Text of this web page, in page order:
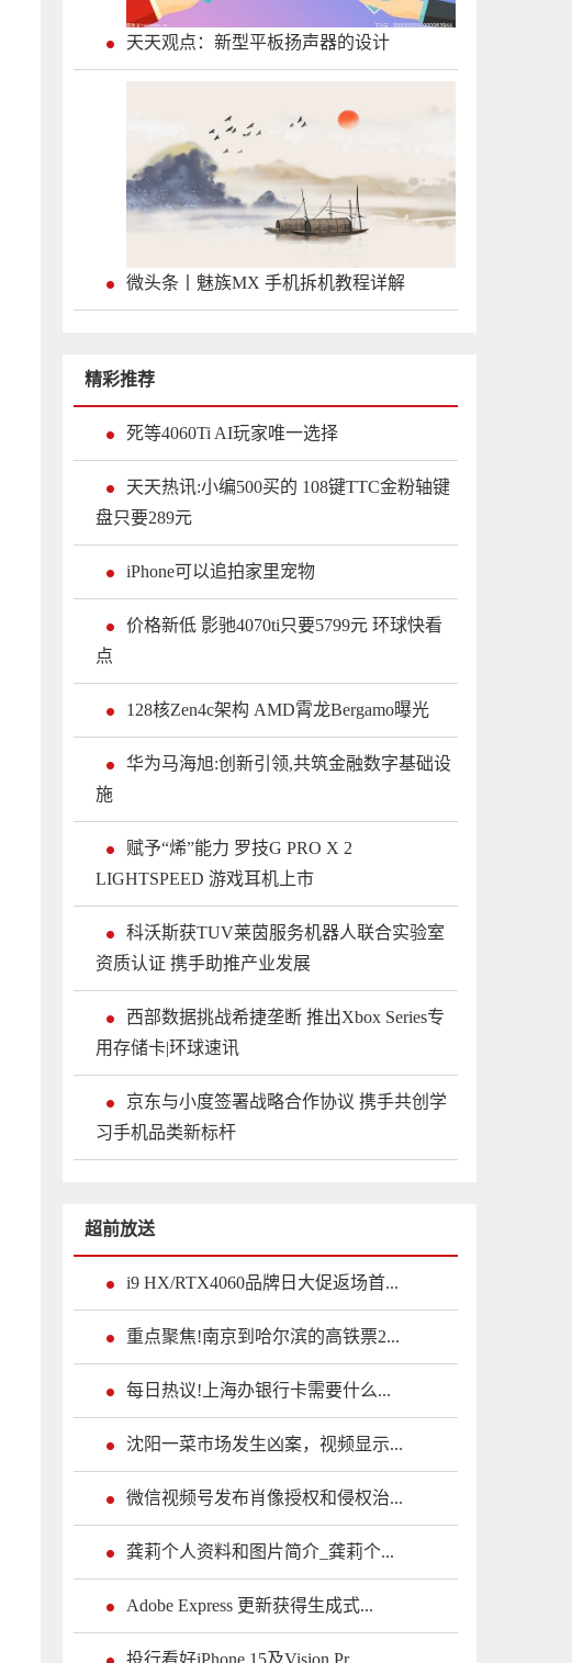
天天观点：新型平板扬声器的设计
微头条丨魅族MX 手机拆机教程详解
精彩推荐
死等4060Ti AI玩家唯一选择
天天热讯:小编500买的 108键TTC金粉轴键
盘只要289元
iPhone可以追拍家里宠物
价格新低 影驰4070ti只要5799元 环球快看
点
128核Zen4c架构 AMD霄龙Bergamo曝光
华为马海旭:创新引领,共筑金融数字基础设
施
赋予“烯”能力 罗技G PRO X 2
LIGHTSPEED 游戏耳机上市
科沃斯获TUV莱茵服务机器人联合实验室
资质认证 携手助推产业发展
西部数据挑战希捷垄断 推出Xbox Series专
用存储卡|环球速讯
京东与小度签署战略合作协议 携手共创学
习手机品类新标杆
超前放送
i9 HX/RTX4060品牌日大促返场首...
重点聚焦!南京到哈尔滨的高铁票2...
每日热议!上海办银行卡需要什么...
沈阳一菜市场发生凶案，视频显示...
微信视频号发布肖像授权和侵权治...
龚莉个人资料和图片简介_龚莉个...
Adobe Express 更新获得生成式...